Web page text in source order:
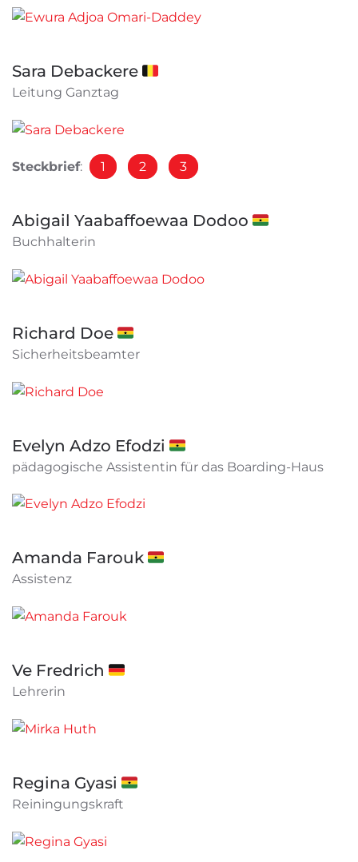
Sara Debackere 🇧🇪
Leitung Ganztag
Steckbrief: 1 2 3
Abigail Yaabaffoewaa Dodoo 🇬🇭
Buchhalterin
Richard Doe 🇬🇭
Sicherheitsbeamter
Evelyn Adzo Efodzi 🇬🇭
pädagogische Assistentin für das Boarding-Haus
Amanda Farouk 🇬🇭
Assistenz
Ve Fredrich 🇩🇪
Lehrerin
Regina Gyasi 🇬🇭
Reiningungskraft